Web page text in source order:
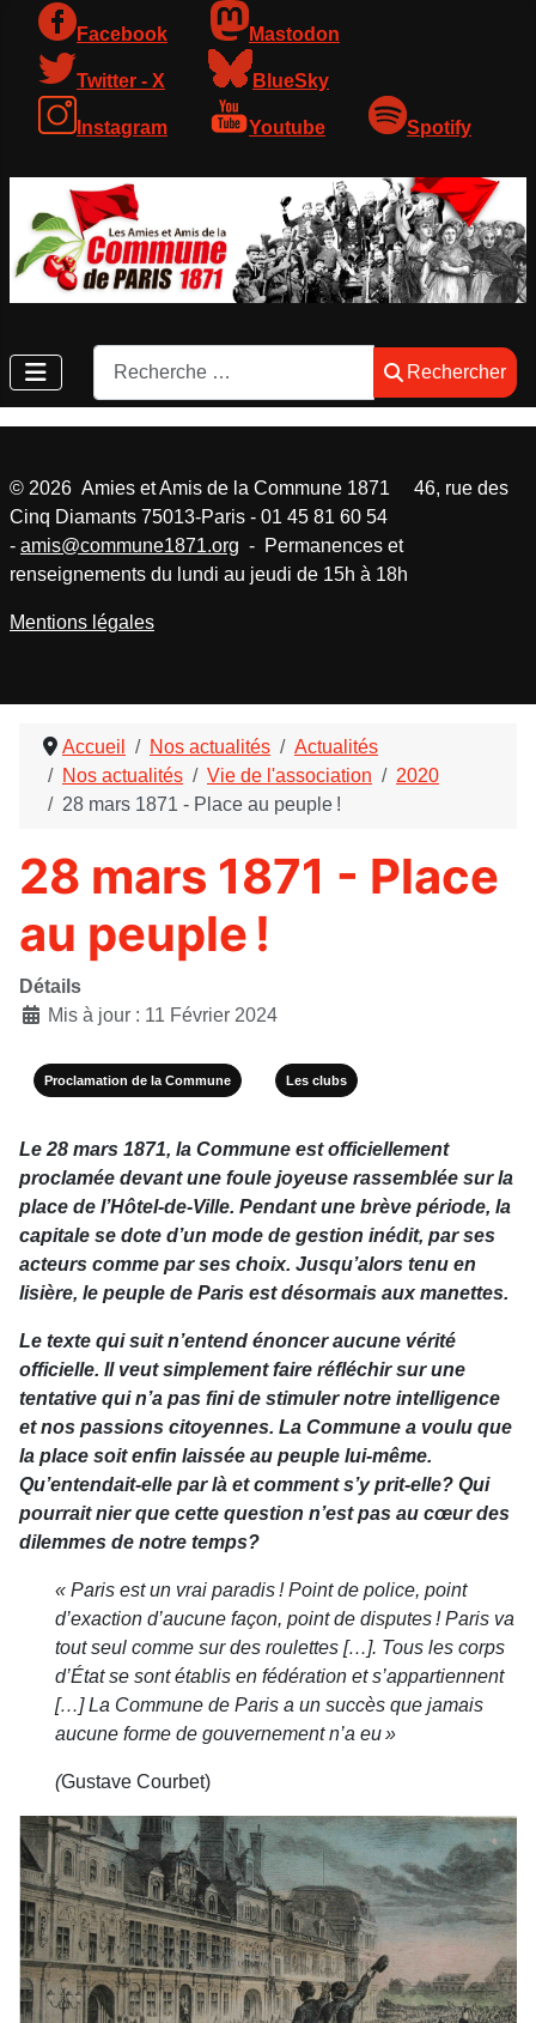
Facebook Mastodon
Twitter - X BlueSky
Instagram Youtube Spotify
Rechercher
Rechercher
Accueil Nos actualités
Actualités
Nos actualités
Vie de l'association
2020
28 mars 1871 - Place au peuple !
28 mars 1871 - Place
au peuple !
Détails
Mis à jour : 11 Février 2024
Proclamation de la Commune Les clubs
Le 28 mars 1871, la Commune est officiellement
proclamée devant une foule joyeuse rassemblée sur la
place de l’Hôtel-de-Ville. Pendant une brève période, la
capitale se dote d’un mode de gestion inédit, par ses
acteurs comme par ses choix. Jusqu’alors tenu en
lisière, le peuple de Paris est désormais aux manettes.
Le texte qui suit n’entend énoncer aucune vérité
officielle. Il veut simplement faire réfléchir sur une
tentative qui n’a pas fini de stimuler notre intelligence
et nos passions citoyennes. La Commune a voulu que
la place soit enfin laissée au peuple lui-même.
Qu’entendait-elle par là et comment s’y prit-elle? Qui
pourrait nier que cette question n’est pas au cœur des
dilemmes de notre temps?
« Paris est un vrai paradis ! Point de police, point
d’exaction d’aucune façon, point de disputes ! Paris va
tout seul comme sur des roulettes […]. Tous les corps
d’État se sont établis en fédération et s’appartiennent
[…] La Commune de Paris a un succès que jamais
aucune forme de gouvernement n’a eu »
(Gustave Courbet)
© 2026 Amies et Amis de la Commune 1871 46, rue des
Cinq Diamants 75013-Paris - 01 45 81 60 54
- amis@commune1871.org - Permanences et
renseignements du lundi au jeudi de 15h à 18h
Mentions légales